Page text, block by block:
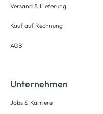
Versand & Lieferung
Kauf auf Rechnung
AGB
Unternehmen
Jobs & Karriere